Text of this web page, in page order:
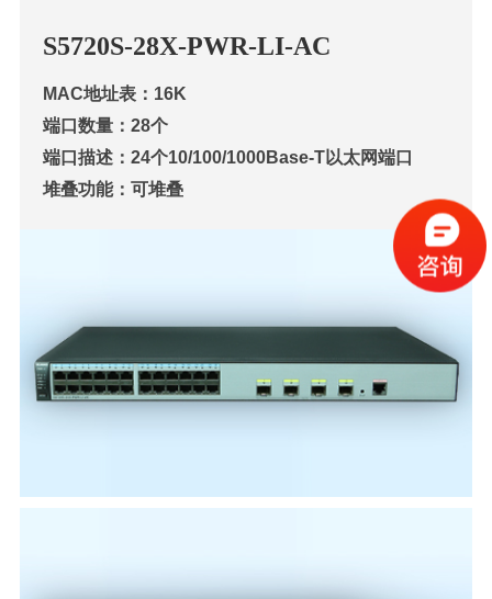
S5720S-28X-PWR-LI-AC
MAC地址表：16K
端口数量：28个
端口描述：24个10/100/1000Base-T以太网端口
堆叠功能：可堆叠